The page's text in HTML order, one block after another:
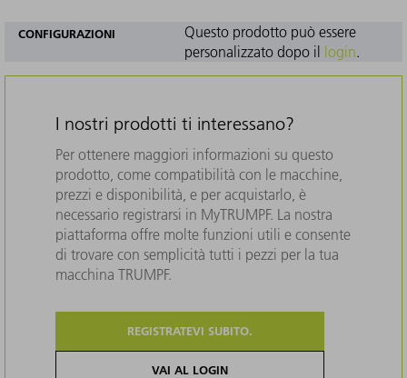
CONFIGURAZIONI
Questo prodotto può essere
personalizzato dopo il login.
I nostri prodotti ti interessano?
Per ottenere maggiori informazioni su questo
prodotto, come compatibilità con le macchine,
prezzi e disponibilità, e per acquistarlo, è
necessario registrarsi in MyTRUMPF. La nostra
piattaforma offre molte funzioni utili e consente
di trovare con semplicità tutti i pezzi per la tua
macchina TRUMPF.
REGISTRATEVI SUBITO.
VAI AL LOGIN